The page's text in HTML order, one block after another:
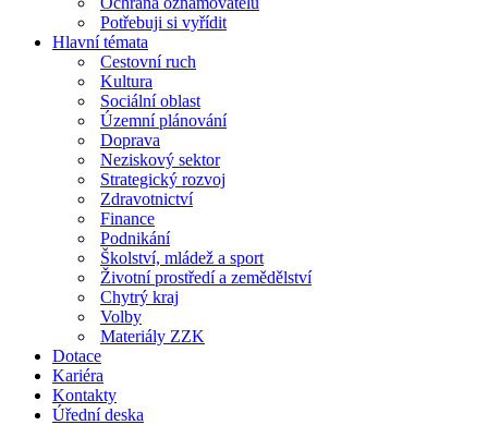
Potřebuji si vyřídit
Hlavní témata
Cestovní ruch
Kultura
Sociální oblast
Územní plánování
Doprava
Neziskový sektor
Strategický rozvoj
Zdravotnictví
Finance
Podnikání
Školství, mládež a sport
Životní prostředí a zemědělství
Chytrý kraj
Volby
Materiály ZZK
Dotace
Kariéra
Kontakty
Úřední deska